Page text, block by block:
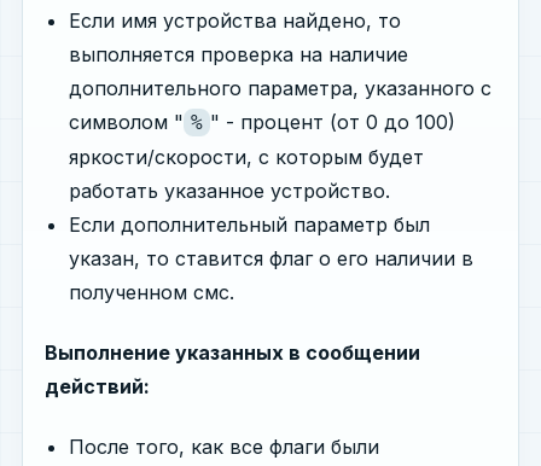
Если имя устройства найдено, то
выполняется проверка на наличие
дополнительного параметра, указанного с
символом " % " - процент (от 0 до 100)
яркости/скорости, с которым будет
работать указанное устройство.
Если дополнительный параметр был
указан, то ставится флаг о его наличии в
полученном смс.
Выполнение указанных в сообщении
действий:
После того, как все флаги были